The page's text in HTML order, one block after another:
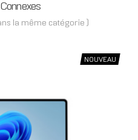
la même catégorie )
NOUVEAU